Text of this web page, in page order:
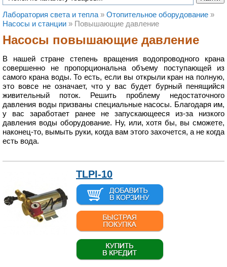
Лаборатория света и тепла » Отопительное оборудование »
Насосы и станции » Повышающие давление
Насосы повышающие давление
В нашей стране степень вращения водопроводного крана
совершенно не пропорциональна объему поступающей из
самого крана воды. То есть, если вы открыли кран на полную,
это вовсе не означает, что у вас будет бурный пенящийся
живительный поток. Решить проблему недостаточного
давления воды призваны специальные насосы. Благодаря им,
у вас заработает ранее не запускающееся из-за низкого
давления воды оборудование. Ну, или, хотя бы, вы сможете,
наконец-то, вымыть руки, когда вам этого захочется, а не когда
есть вода.
TLPI-10